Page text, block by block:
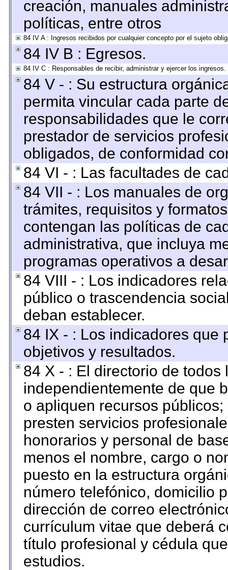
creación, manuales
políticas, entre otros
84 IV A : Ingresos recibidos por cualquier concepto por el sujeto
84 IV B : Egresos.
84 IV C : Responsables de recibir, administrar y ejercer los ingresos.
84 V - : Su estructura
permita vincular cada parte
responsabilidades que le
prestador de servicios
obligados, de conformidad
84 VI - : Las facultades de
84 VII - : Los manuales de
trámites, requisitos y
contengan las políticas de
administrativa, que incluya
programas operativos a
84 VIII - : Los indicadores
público o trascendencia
deban establecer.
84 IX - : Los indicadores que
objetivos y resultados.
84 X - : El directorio de
independientemente de que
o apliquen recursos
presten servicios
honorarios y personal de
menos el nombre, cargo o
puesto en la estructura
número telefónico, domicilio
dirección de correo
currículum vitae que deberá
título profesional y cédula
estudios.